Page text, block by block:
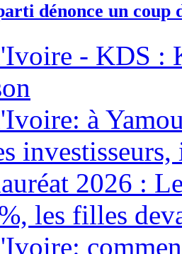
dénonce un coup
- KDS :
à
2026 :
les filles